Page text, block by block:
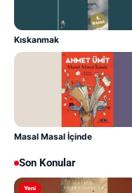
Kıskanmak
Masal Masal İçinde
Son Konular
Yeni